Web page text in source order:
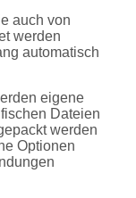
auch von
werden
automatisch
eigene
Dateien
werden
Optionen